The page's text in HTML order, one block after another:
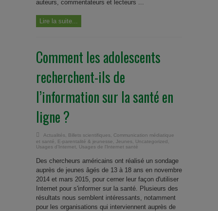
auteurs, commentateurs et lecteurs ...
Lire la suite...
Comment les adolescents
recherchent-ils de
l’information sur la santé en
ligne ?
Actualités Billets scientifiques
Communication médiatique
et santé
E-parentalité & jeunesse Jeunes Uncategorized
Usages d'Internet
Usages de l'Internet santé
Des chercheurs américains ont réalisé un sondage
auprès de jeunes âgés de 13 à 18 ans en novembre
2014 et mars 2015, pour cerner leur façon d'utiliser
Internet pour s'informer sur la santé. Plusieurs des
résultats nous semblent intéressants, notamment
pour les organisations qui interviennent auprès de